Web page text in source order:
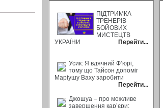
ПІДТРИМКА
ТРЕНЕРІВ
БОЙОВИХ
МИСТЕЦТВ
УКРАЇНИ
Перейти...
Усик: Я вдячний Ф’юрі,
тому що Тайсон допоміг
Маріушу Ваху заробити
Перейти...
Джошуа – про можливе
завершення кар’єри: